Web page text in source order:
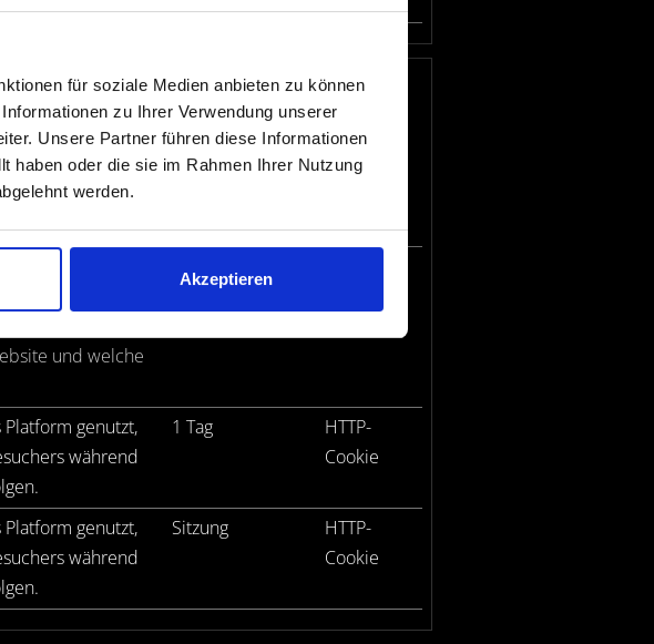
für soziale Medien anbieten zu können
zu Ihrer Verwendung unserer
Unsere Partner führen diese Informationen
haben oder die sie im Rahmen Ihrer Nutzung
werden.
Akzeptieren
interagieren, indem Informationen
Speicherdauer
wie z. B. die
und welche
genutzt,
während
1 Tag
HTTP-
Cookie
genutzt,
während
Sitzung
HTTP-
Cookie